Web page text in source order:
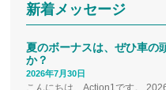
新着メッセージ
夏のボーナスは、ぜひ車の
か？
2026年7月30日
こんにちは、Action1です。